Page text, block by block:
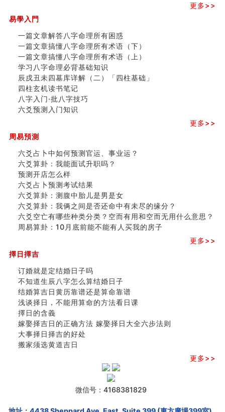
更多>>
易學入門
一篇文章解答八字命理所有困惑
一篇文章搞懂八字命理所有术语（下）
一篇文章搞懂八字命理所有术语（上）
学习八字命理必背基础知识
辰戌丑未四墓库详解（二）「四柱基础」
四柱玄机读书笔记
八字入门·批八字技巧
六爻预测入门知识
更多>>
周易預測
六爻占卜中如何预测官运、事业运？
六爻算卦：我能面试升职吗？
预测开店怎么样
六爻占卜预测考试结果
六爻算卦：测腹中胎儿是男是女
六爻算卦：我俩之间是否还命中有未尽的缘分？
六爻空亡有哪些种类分类？空而有用和空而无用什么意思？
周易算卦：10月底前能不能有人买我的房子
更多>>
擇日擇吉
订婚就是定结婚日子吗
不知道生辰八字怎么算结婚日子
结婚算吉日黄历靠谱还是算命靠谱
浅谈择日，不能用算命的方法看日课
擇日的含義
嫁娶择吉日的正确方法 嫁娶择日大全六步法则
大事择日择吉的好处
搬家须选黄道吉日
更多>>
微信号：4168381829